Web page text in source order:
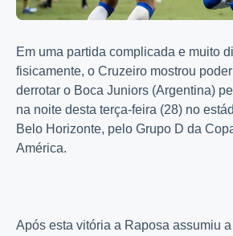
Em uma partida complicada e muito
fisicamente, o Cruzeiro mostrou
derrotar o Boca Juniors (Argentina)
na noite desta terça-feira (28) no
Belo Horizonte, pelo Grupo D da
América.
Após esta vitória a Raposa assumiu